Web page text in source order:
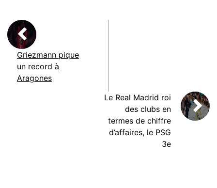
Griezmann pique
un record à
Aragones
Le Real Madrid roi
des clubs en
termes de chiffre
d’affaires, le PSG
3e